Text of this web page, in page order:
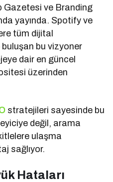
Gazetesi ve Branding
yayında. Spotify ve
tüm dijital
bu vizyoner
dair en güncel
üzerinden
stratejileri sayesinde bu
değil, arama
ulaşma
sağlıyor.
Hataları